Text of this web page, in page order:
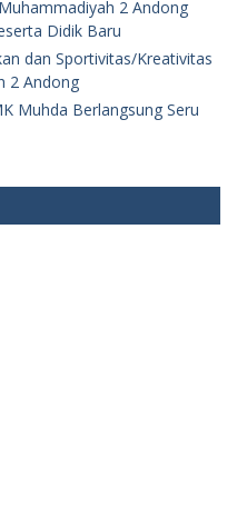
2 Andong
Didik Baru
dan Sportivitas/Kreativitas
2 Andong
Muhda Berlangsung Seru